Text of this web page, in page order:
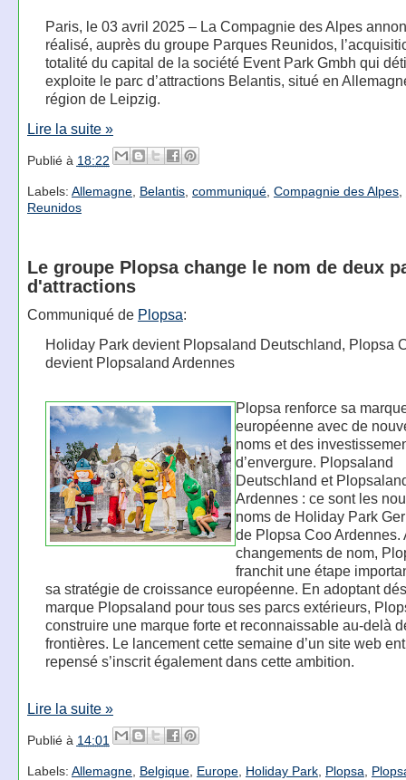
Paris, le 03 avril 2025 – La Compagnie des Alpes
réalisé, auprès du groupe Parques Reunidos,
totalité du capital de la société Event Park Gmbh qui
exploite le parc d’attractions Belantis, situé en
région de Leipzig.
Lire la suite »
Publié à 18:22
Labels: Allemagne, Belantis, communiqué, Compagnie des Alpes,
Reunidos
Le groupe Plopsa change le nom de deux
d'attractions
Communiqué de Plopsa:
Holiday Park devient Plopsaland Deutschland, Plopsa
devient Plopsaland Ardennes
Plopsa renforce sa
européenne avec de
noms et des
d’envergure. Plopsaland
Deutschland et
Ardennes : ce sont les
noms de Holiday Park
de Plopsa Coo Ardennes.
changements de nom,
franchit une étape
sa stratégie de croissance européenne. En adoptant
marque Plopsaland pour tous ses parcs extérieurs,
construire une marque forte et reconnaissable au-delà
frontières. Le lancement cette semaine d’un site web
repensé s’inscrit également dans cette ambition.
Lire la suite »
Publié à 14:01
Labels: Allemagne, Belgique, Europe, Holiday Park, Plopsa